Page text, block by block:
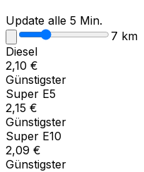
Update alle 5 Min.
7 km
Diesel
2,10 €
Günstigster
Super E5
2,15 €
Günstigster
Super E10
2,09 €
Günstigster